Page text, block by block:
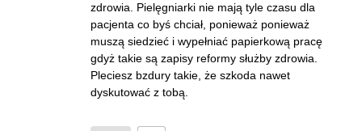
zdrowia. Pielęgniarki nie mają tyle czasu dla
pacjenta co byś chciał, ponieważ ponieważ
muszą siedzieć i wypełniać papierkową pracę
gdyż takie są zapisy reformy służby zdrowia.
Pleciesz bzdury takie, że szkoda nawet
dyskutować z tobą.